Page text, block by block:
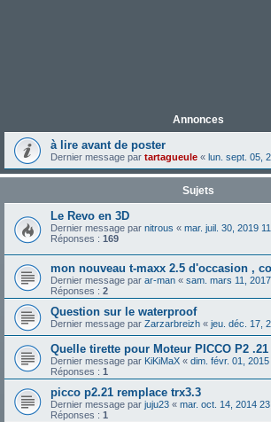
Annonces
à lire avant de poster
Dernier message par tartagueule « lun. sept. 05,
Sujets
Le Revo en 3D
Dernier message par nitrous « mar. juil. 30, 2019
Réponses : 169
mon nouveau t-maxx 2.5 d'occasion ,
Dernier message par ar-man « sam. mars 11,
Réponses : 2
Question sur le waterproof
Dernier message par Zarzarbreizh « jeu. déc. 17,
Quelle tirette pour Moteur PICCO P2 .21
Dernier message par KiKiMaX « dim. févr. 01,
Réponses : 1
picco p2.21 remplace trx3.3
Dernier message par juju23 « mar. oct. 14, 2014
Réponses : 1